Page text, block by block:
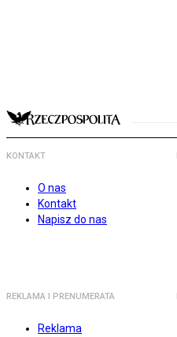
KONTAKT
O nas
Kontakt
Napisz do nas
REKLAMA I PRENUMERATA
Reklama